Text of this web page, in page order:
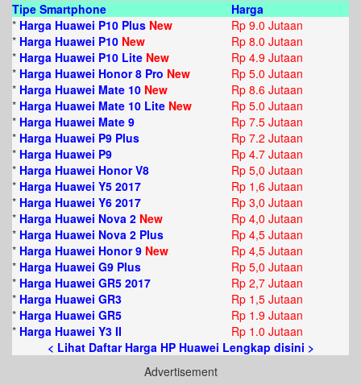
Tipe Smartphone
Harga
* Harga Huawei P10 Plus New
Rp 9.0 Jutaan
* Harga Huawei P10 New
Rp 8.0 Jutaan
* Harga Huawei P10 Lite New
Rp 4.9 Jutaan
* Harga Huawei Honor 8 Pro New
Rp 5.0 Jutaan
* Harga Huawei Mate 10 New
Rp 8.6 Jutaan
* Harga Huawei Mate 10 Lite New
Rp 5.0 Jutaan
* Harga Huawei Mate 9
Rp 7.5 Jutaan
* Harga Huawei P9 Plus
Rp 7.2 Jutaan
* Harga Huawei P9
Rp 4.7 Jutaan
* Harga Huawei Honor V8
Rp 5,0 Jutaan
* Harga Huawei Y5 2017
Rp 1,6 Jutaan
* Harga Huawei Y6 2017
Rp 3,0 Jutaan
* Harga Huawei Nova 2 New
Rp 4,0 Jutaan
* Harga Huawei Nova 2 Plus
Rp 4,5 Jutaan
* Harga Huawei Honor 9 New
Rp 4,5 Jutaan
* Harga Huawei G9 Plus
Rp 5,0 Jutaan
* Harga Huawei GR5 2017
Rp 2,7 Jutaan
* Harga Huawei GR3
Rp 1,5 Jutaan
* Harga Huawei GR5
Rp 1.9 Jutaan
* Harga Huawei Y3 II
Rp 1.0 Jutaan
< Lihat Daftar Harga HP Huawei Lengkap disini >
Advertisement